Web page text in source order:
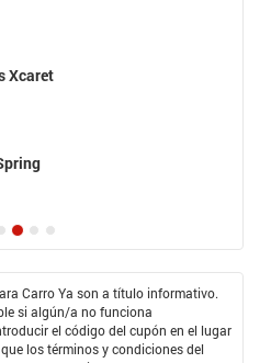
Carro Ya son a título informativo.
si algún/a no funciona
el código del cupón en el lugar
los términos y condiciones del